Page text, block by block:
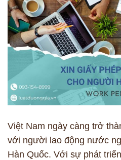
Việt Nam ngày càng trở
với người lao động nước
Hàn Quốc. Với sự phát